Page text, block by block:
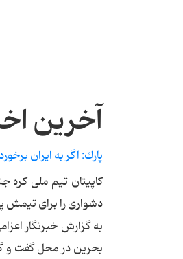
آخرین
پارك: اگر به ایران
كاپیتان تیم ملی كره
دشواری را برای
به گزارش خبرنگار
بحرین در محل گفت و